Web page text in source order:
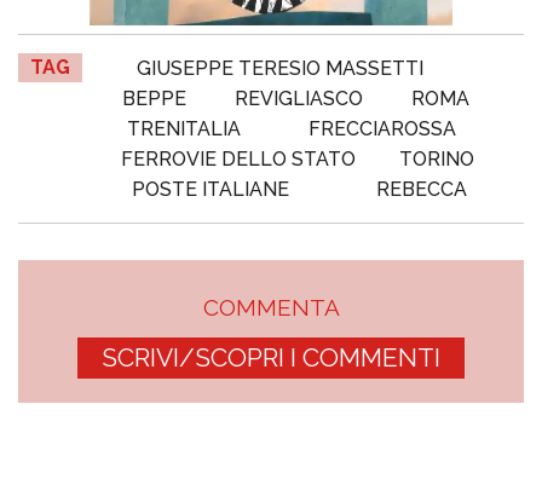
TAG
GIUSEPPE TERESIO MASSETTI
BEPPE
REVIGLIASCO
ROMA
TRENITALIA
FRECCIAROSSA
FERROVIE DELLO STATO
TORINO
POSTE ITALIANE
REBECCA
COMMENTA
SCRIVI/SCOPRI I COMMENTI